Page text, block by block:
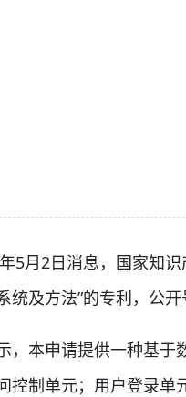
2日消息，国家知识
统及方法”的专利，公
本申请提供一种基于
控制单元；用户登录